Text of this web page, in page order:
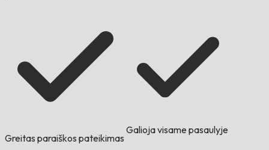
Greitas paraiškos pateikimas
Galioja visame pasaulyje